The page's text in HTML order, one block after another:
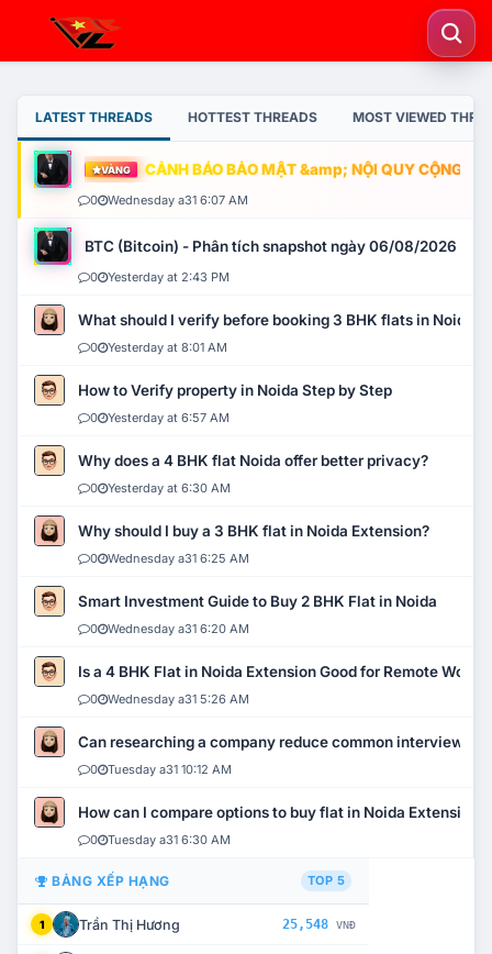
LATEST THREADS HOTTEST THREADS MOST VIEWED
VÀNG CẢNH BÁO BẢO MẬT &amp; NỘI QUY CỘNG
0 Wednesday a31 6:07 AM
BTC (Bitcoin) - Phân tích snapshot ngày 06/08/2026
0 Yesterday at 2:43 PM
What should I verify before booking 3 BHK flats in Noida?
0 Yesterday at 8:01 AM
How to Verify property in Noida Step by Step
0 Yesterday at 6:57 AM
Why does a 4 BHK flat Noida offer better privacy?
0 Yesterday at 6:30 AM
Why should I buy a 3 BHK flat in Noida Extension?
0 Wednesday a31 6:25 AM
Smart Investment Guide to Buy 2 BHK Flat in Noida
0 Wednesday a31 6:20 AM
Is a 4 BHK Flat in Noida Extension Good for Remote Work?
0 Wednesday a31 5:26 AM
Can researching a company reduce common interview
0 Tuesday a31 10:12 AM
How can I compare options to buy flat in Noida Extension?
0 Tuesday a31 6:30 AM
BẢNG XẾP HẠNG TOP 5
1 Trần Thị Hương 25,548 VNĐ